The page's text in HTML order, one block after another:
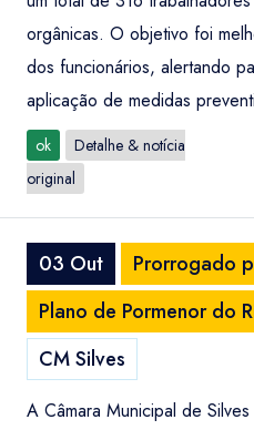
orgânicas. O objetivo foi
dos funcionários, alertando
aplicação de medidas
ok
Detalhe & notícia
original
03 Out
Prorrogado
Plano de Pormenor do
CM Silves
A Câmara Municipal de